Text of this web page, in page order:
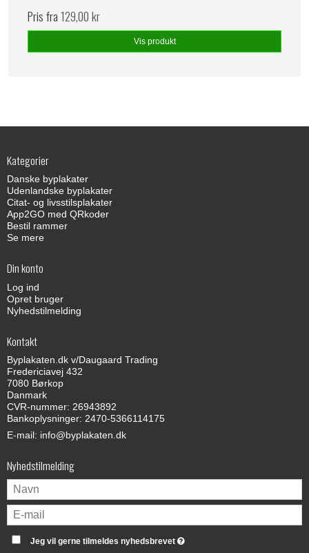
Pris fra129,00 kr
Vis produkt
Kategorier
Danske byplakater
Udenlandske byplakater
Citat- og livsstilsplakater
App2GO med QRkoder
Bestil rammer
Se mere
Din konto
Log ind
Opret bruger
Nyhedstilmelding
Kontakt
Byplakaten.dk v/Daugaard Trading
Fredericiavej 432
7080 Børkop
Danmark
CVR-nummer: 26943892
Bankoplysninger: 2470-5366114175
E-mail: info@byplakaten.dk
Nyhedstilmelding
Jeg vil gerne tilmeldes nyhedsbrevet